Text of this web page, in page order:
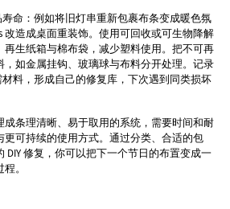
寿命：例如将旧灯串重新包裹布条变成暖色氛
改造成桌面重装饰。使用可回收或可生物降解
生纸箱与棉布袋，减少塑料使用。把不可再
如金属挂钩、玻璃球与布料分开处理。记录
材料，形成自己的修复库，下次遇到同类损坏
条理清晰、易于取用的系统，需要时间和耐
可持续的使用方式。通过分类、合适的包
DIY 修复，你可以把下一个节日的布置变成一
。